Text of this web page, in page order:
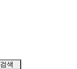
검색